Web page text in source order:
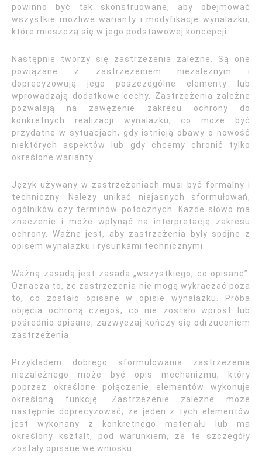
powinno być tak skonstruowane, aby obejmować
wszystkie możliwe warianty i modyfikacje wynalazku,
które mieszczą się w jego podstawowej koncepcji.
Następnie tworzy się zastrzeżenia zależne. Są one
powiązane z zastrzeżeniem niezależnym i
doprecyzowują jego poszczególne elementy lub
wprowadzają dodatkowe cechy. Zastrzeżenia zależne
pozwalają na zawężenie zakresu ochrony do
konkretnych realizacji wynalazku, co może być
przydatne w sytuacjach, gdy istnieją obawy o nowość
niektórych aspektów lub gdy chcemy chronić tylko
określone warianty.
Język używany w zastrzeżeniach musi być formalny i
techniczny. Należy unikać niejasnych sformułowań,
ogólników czy terminów potocznych. Każde słowo ma
znaczenie i może wpłynąć na interpretację zakresu
ochrony. Ważne jest, aby zastrzeżenia były spójne z
opisem wynalazku i rysunkami technicznymi.
Ważną zasadą jest zasada „wszystkiego, co opisane”.
Oznacza to, że zastrzeżenia nie mogą wykraczać poza
to, co zostało opisane w opisie wynalazku. Próba
objęcia ochroną czegoś, co nie zostało wprost lub
pośrednio opisane, zazwyczaj kończy się odrzuceniem
zastrzeżenia.
Przykładem dobrego sformułowania zastrzeżenia
niezależnego może być opis mechanizmu, który
poprzez określone połączenie elementów wykonuje
określoną funkcję. Zastrzeżenie zależne może
następnie doprecyzować, że jeden z tych elementów
jest wykonany z konkretnego materiału lub ma
określony kształt, pod warunkiem, że te szczegóły
zostały opisane we wniosku.